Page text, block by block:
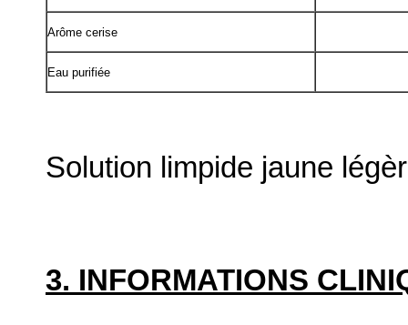
Arôme cerise
Eau purifiée
Solution limpide jaune
3. INFORMATIONS